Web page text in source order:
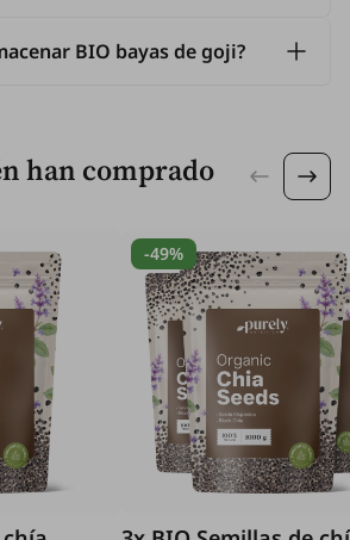
BIO bayas de goji?
han comprado
-49%